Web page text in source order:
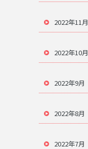
2022年11月
2022年10月
2022年9月
2022年8月
2022年7月